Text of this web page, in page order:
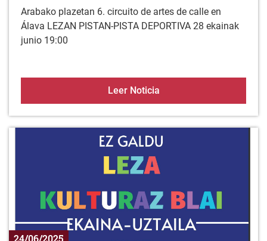
Arabako plazetan 6. circuito de artes de calle en
Álava LEZAN PISTAN-PISTA DEPORTIVA 28 ekainak
junio 19:00
Leer NoticiaCIRCUITO ARTES DE
24/06/2025